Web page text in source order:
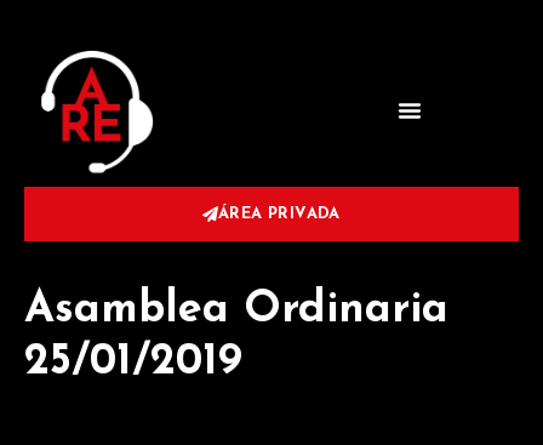
ÁREA PRIVADA
Asamblea Ordinaria
25/01/2019